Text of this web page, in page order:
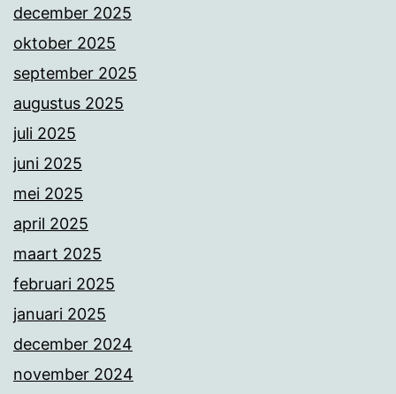
december 2025
oktober 2025
september 2025
augustus 2025
juli 2025
juni 2025
mei 2025
april 2025
maart 2025
februari 2025
januari 2025
december 2024
november 2024